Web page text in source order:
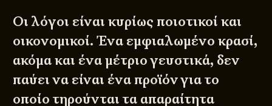
Οι λόγοι είναι κυρίως ποιοτικοί και
οικονομικοί. Ένα εμφιαλωμένο κρασί,
ακόμα και ένα μέτριο γευστικά, δεν
παύει να είναι ένα προϊόν για το
οποίο τηρούνται τα απαραίτητα